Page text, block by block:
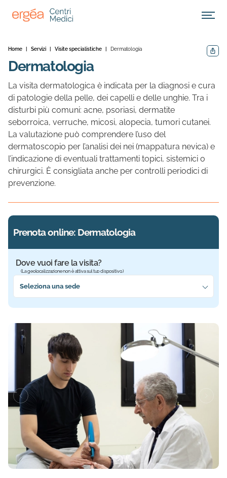
Apri
Home Servizi Visite specialistiche Dermatologia
Dermatologia
La visita dermatologica è indicata per la diagnosi e cura
di patologie della pelle, dei capelli e delle unghie. Tra i
disturbi più comuni: acne, psoriasi, dermatite
seborroica, verruche, micosi, alopecia, tumori cutanei.
La valutazione può comprendere l’uso del
dermatoscopio per l’analisi dei nei (mappatura nevica) e
l’indicazione di eventuali trattamenti topici, sistemici o
chirurgici. È consigliata anche per controlli periodici di
prevenzione.
Prenota online: Dermatologia
Dove vuoi fare la visita?
Seleziona la sede più vicina a te
Seleziona una sede
(La geolocalizzazione non è attiva sul tuo dispositivo.)